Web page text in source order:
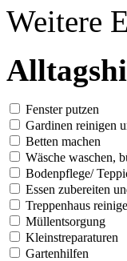
Weitere
Fenster putzen
Gardinen reinigen
Betten machen
Wäsche waschen,
Bodenpflege/
Essen zubereiten
Treppenhaus
Müllentsorgung
Kleinstreparaturen
Gartenhilfen